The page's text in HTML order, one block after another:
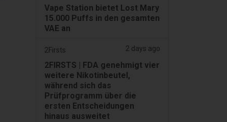
Vape Station bietet Lost Mary
15.000 Puffs in den gesamten
VAE an
2Firsts 2 days ago
2FIRSTS | FDA genehmigt vier
weitere Nikotinbeutel,
während sich das
Prüfprogramm über die
ersten Entscheidungen
hinaus ausweitet